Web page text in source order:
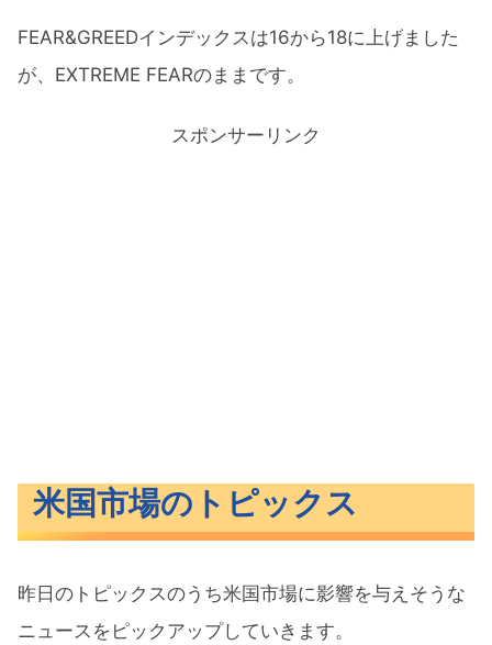
FEAR&GREEDインデックスは16から18に上げました
が、EXTREME FEARのままです。
スポンサーリンク
米国市場のトピックス
昨日のトピックスのうち米国市場に影響を与えそうな
ニュースをピックアップしていきます。